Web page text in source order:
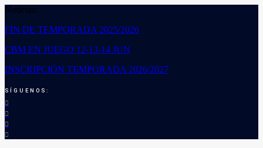
Noticias:
FIN DE TEMPORADA 2025/2026
CBM EN JUEGO 12-13-14 JUN
INSCRIPCIÓN TEMPORADA 2026/2027
SÍGUENOS: